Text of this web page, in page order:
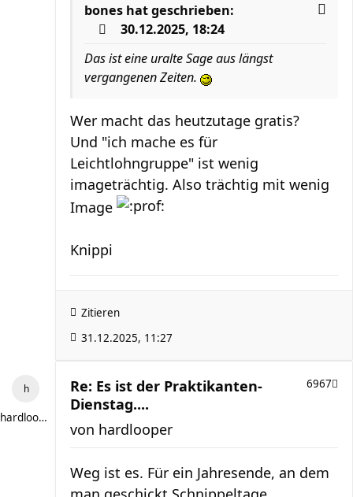
bones hat geschrieben:
30.12.2025, 18:24
Das ist eine uralte Sage aus längst
vergangenen Zeiten.
Wer macht das heutzutage gratis?
Und "ich mache es für
Leichtlohngruppe" ist wenig
imageträchtig. Also trächtig mit wenig
Image
Knippi
Zitieren
31.12.2025, 11:27
hardlooper
Re: Es ist der Praktikanten-
Dienstag....
6967
von hardlooper
Weg ist es. Für ein Jahresende, an dem